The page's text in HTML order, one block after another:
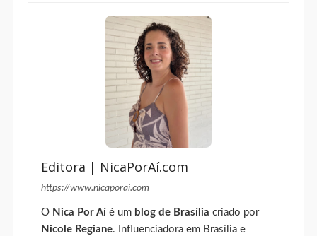
Editora | NicaPorAí.com
https://www.nicaporai.com
O Nica Por Aíé um blog de Brasília criado por
Nicole Regiane. Influenciadora em Brasília e